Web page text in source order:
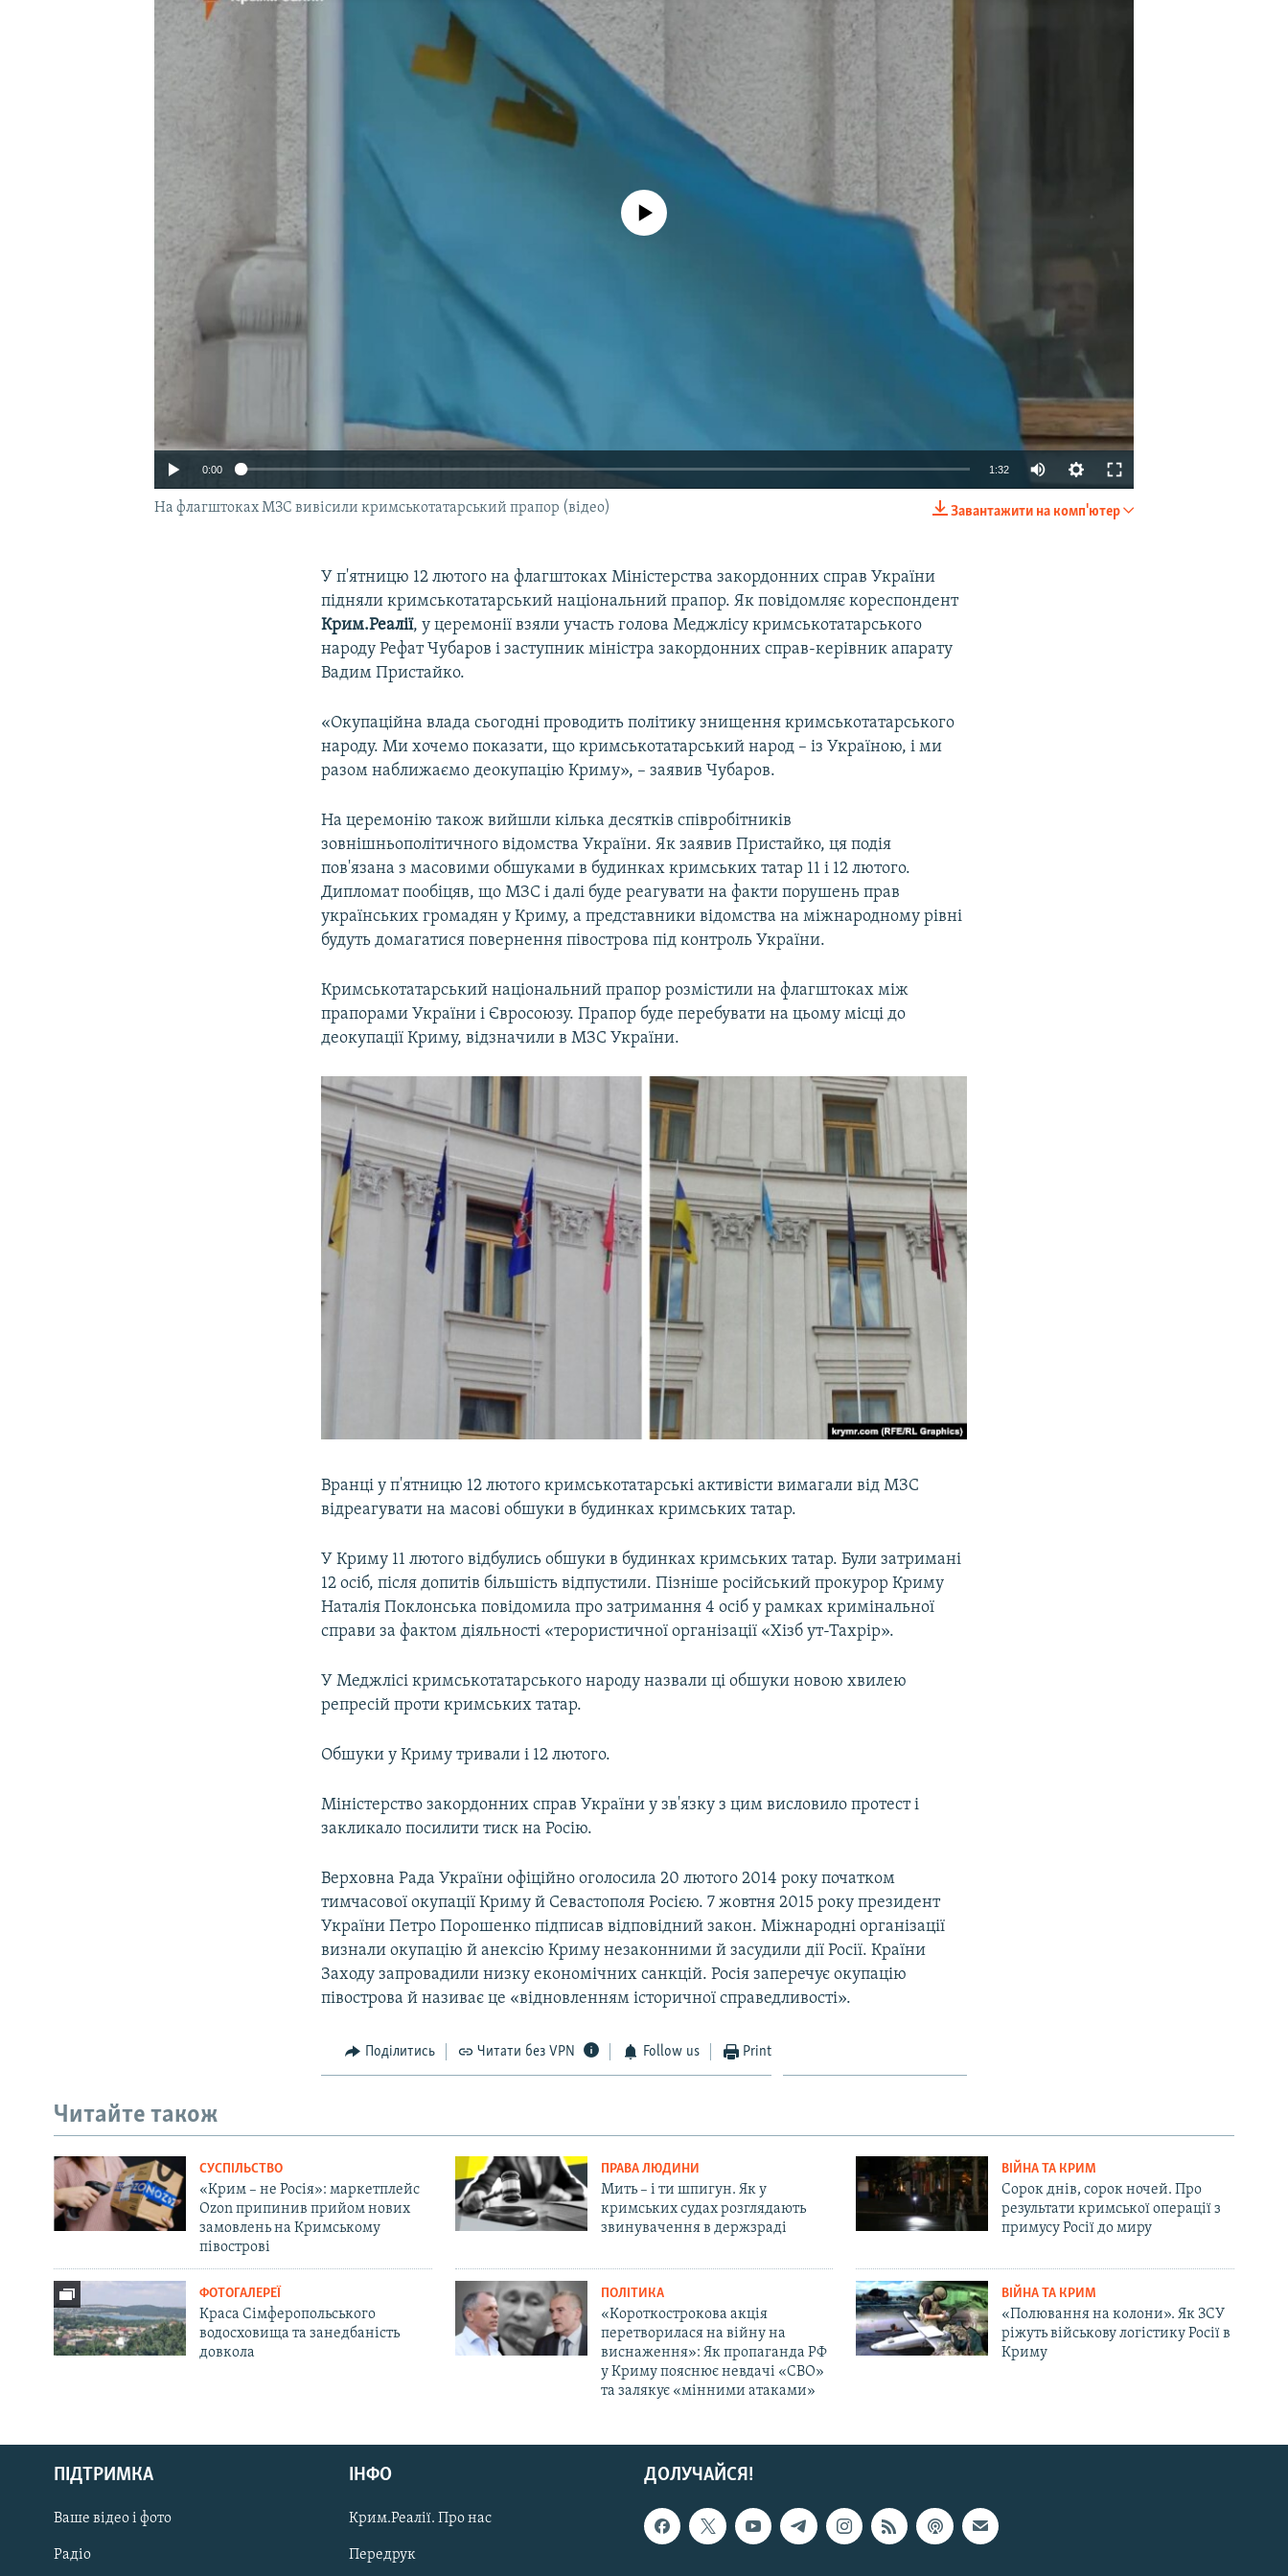
Русский
Qırımtatar
ДОЛУЧАЙСЯ!
No media source currently available
0:00 1:32
Завантажити на комп'ютер
На флагштоках МЗС вивісили кримськотатарський прапор (відео)
У п'ятницю 12 лютого на флагштоках Міністерства закордонних справ України
підняли кримськотатарський національний прапор. Як повідомляє кореспондент
Крим.Реалії, у церемонії взяли участь голова Меджлісу кримськотатарського
народу Рефат Чубаров і заступник міністра закордонних справ-керівник апарату
Вадим Пристайко.
«Окупаційна влада сьогодні проводить політику знищення кримськотатарського
народу. Ми хочемо показати, що кримськотатарський народ – із Україною, і ми
разом наближаємо деокупацію Криму», – заявив Чубаров.
На церемонію також вийшли кілька десятків співробітників
зовнішньополітичного відомства України. Як заявив Пристайко, ця подія
пов'язана з масовими обшуками в будинках кримських татар 11 і 12 лютого.
Дипломат пообіцяв, що МЗС і далі буде реагувати на факти порушень прав
українських громадян у Криму, а представники відомства на міжнародному рівні
будуть домагатися повернення півострова під контроль України.
Кримськотатарський національний прапор розмістили на флагштоках між
прапорами України і Євросоюзу. Прапор буде перебувати на цьому місці до
деокупації Криму, відзначили в МЗС України.
Вранці у п'ятницю 12 лютого кримськотатарські активісти вимагали від МЗС
відреагувати на масові обшуки в будинках кримських татар.
У Криму 11 лютого відбулись обшуки в будинках кримських татар. Були затримані
12 осіб, після допитів більшість відпустили. Пізніше російський прокурор Криму
Наталія Поклонська повідомила про затримання 4 осіб у рамках кримінальної
справи за фактом діяльності «терористичної організації «Хізб ут-Тахрір».
У Меджлісі кримськотатарського народу назвали ці обшуки новою хвилею
репресій проти кримських татар.
Обшуки у Криму тривали і 12 лютого.
Міністерство закордонних справ України у зв'язку з цим висловило протест і
закликало посилити тиск на Росію.
Верховна Рада України офіційно оголосила 20 лютого 2014 року початком
тимчасової окупації Криму й Севастополя Росією. 7 жовтня 2015 року президент
України Петро Порошенко підписав відповідний закон. Міжнародні організації
визнали окупацію й анексію Криму незаконними й засудили дії Росії. Країни
Заходу запровадили низку економічних санкцій. Росія заперечує окупацію
півострова й називає це «відновленням історичної справедливості».
Поділитись Читати без VPN Follow us Print
Читайте також
СУСПІЛЬСТВО
«Крим – не Росія»: маркетплейс
Ozon припинив прийом нових
замовлень на Кримському
півострові
ПРАВА ЛЮДИНИ
Мить – і ти шпигун. Як у
кримських судах розглядають
звинувачення в держзраді
ВІЙНА ТА КРИМ
Сорок днів, сорок ночей. Про
результати кримської операції з
примусу Росії до миру
ФОТОГАЛЕРЕЇ
Краса Сімферопольського
водосховища та занедбаність
довкола
ПОЛІТИКА
«Короткострокова акція
перетворилася на війну на
виснаження»: Як пропаганда РФ
у Криму пояснює невдачі «СВО»
та залякує «мінними атаками»
ВІЙНА ТА КРИМ
«Полювання на колони». Як ЗСУ
ріжуть військову логістику Росії в
Криму
ДОЛУЧАЙСЯ!
ПІДТРИМКА
Ваше відео і фото
Радіо
ІНФО
Крим.Реалії. Про нас
Передрук